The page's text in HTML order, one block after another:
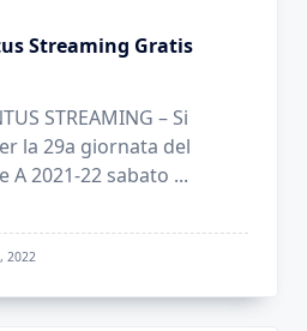
Streaming Gratis
STREAMING – Si
la 29a giornata del
A 2021-22 sabato ...
2022